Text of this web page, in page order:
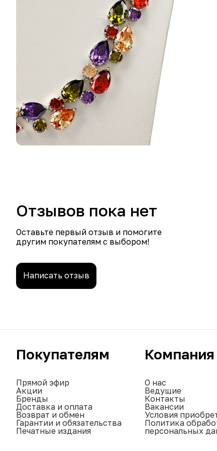
Отзывов пока нет
Оставьте первый отзыв и помогите
другим покупателям с выбором!
Написать отзыв
Покупателям
Прямой эфир
Акции
Бренды
Доставка и оплата
Возврат и обмен
Гарантии и обязательства
Печатные издания
Компания
О нас
Ведущие
Контакты
Вакансии
Условия
Политика
персональных